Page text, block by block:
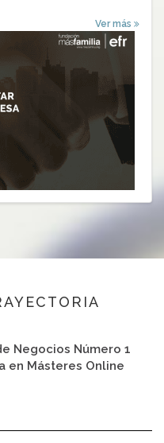
Ver más
Negocios Número 1
en Másteres Online